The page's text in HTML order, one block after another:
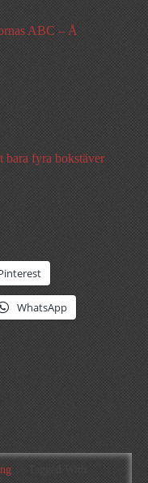
ABC – Å
bara fyra bokstäver
WhatsApp